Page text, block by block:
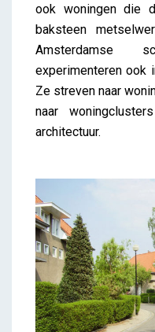
ook woningen die
baksteen
Amsterdamse
experimenteren ook
Ze streven naar
naar
architectuur.